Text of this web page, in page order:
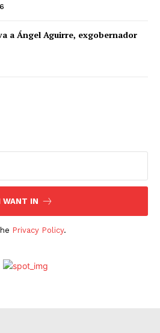
a Ángel Aguirre, exgobernador
WANT IN
Privacy Policy.